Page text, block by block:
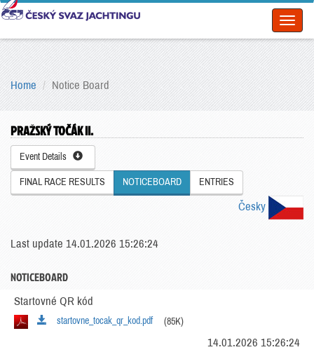
Home Notice Board
PRAŽSKÝ TOČÁK II.
Event Details
FINAL RACE RESULTS NOTICEBOARD ENTRIES
Česky
Last update 14.01.2026 15:26:24
NOTICEBOARD
Startovné QR kód
startovne_tocak_qr_kod.pdf (85K)
14.01.2026 15:26:24